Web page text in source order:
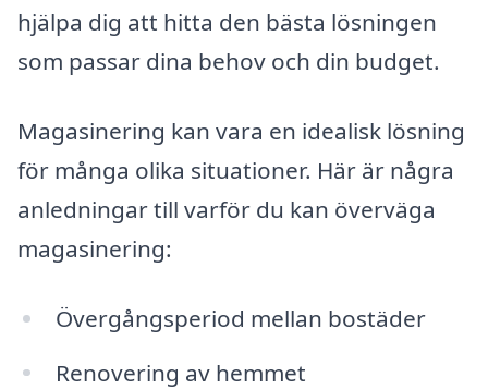
hjälpa dig att hitta den bästa lösningen
som passar dina behov och din budget.
Magasinering kan vara en idealisk lösning
för många olika situationer. Här är några
anledningar till varför du kan överväga
magasinering:
Övergångsperiod mellan bostäder
Renovering av hemmet